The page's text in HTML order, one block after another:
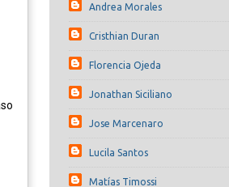
Andrea Morales
Cristhian Duran
Florencia Ojeda
Jonathan Siciliano
Jose Marcenaro
Lucila Santos
Matías Timossi